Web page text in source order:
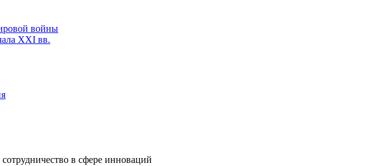
войны
XXI вв.
в сфере инноваций